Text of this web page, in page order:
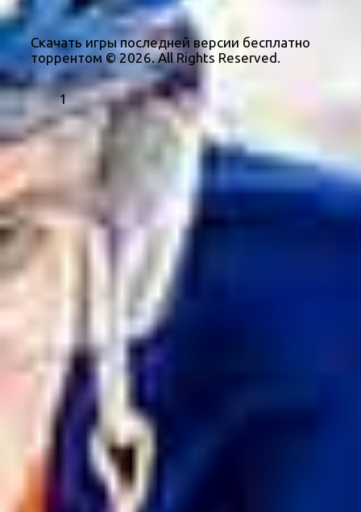
Скачать игры последней версии бесплатно
торрентом © 2026. All Rights Reserved.
1